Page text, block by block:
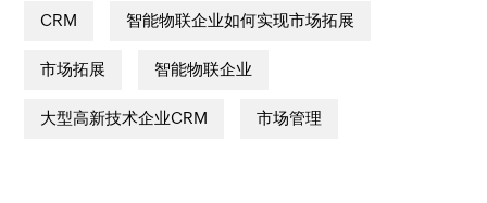
CRM 智能物联企业如何实现市场拓展
市场拓展 智能物联企业
大型高新技术企业CRM 市场管理